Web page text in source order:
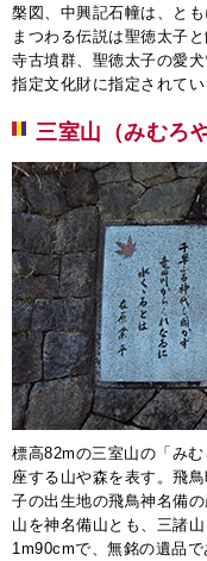
槃図、中興記石幢は、と
まつわる伝説は聖徳太子
寺古墳群、聖徳太子の愛
指定文化財に指定されてい
三室山（みむろ
標高82mの三室山の「み
座する山や森を表す。飛
子の出生地の飛鳥神名備
山を神名備山とも、三諸
1m90cmで、無銘の遺品